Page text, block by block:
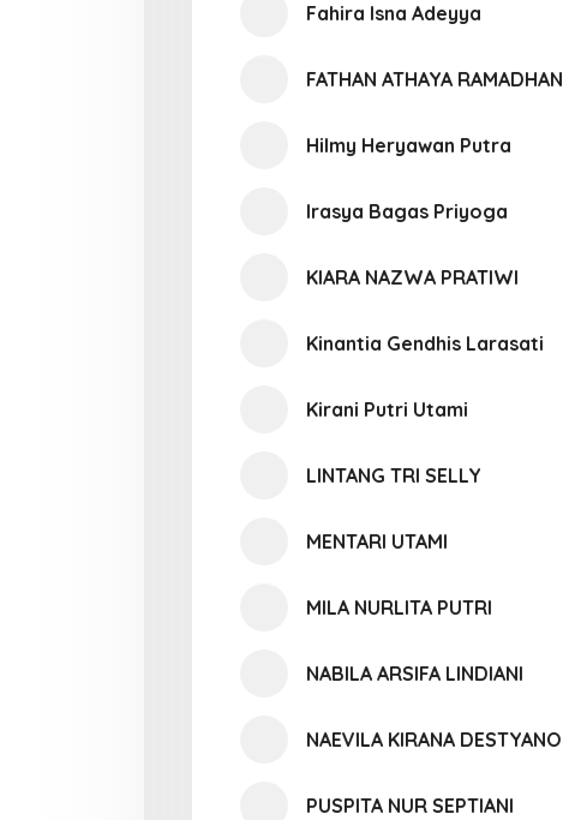
Fahira Isna Adeyya
FATHAN ATHAYA RAMADHAN
Hilmy Heryawan Putra
Irasya Bagas Priyoga
KIARA NAZWA PRATIWI
Kinantia Gendhis Larasati
Kirani Putri Utami
LINTANG TRI SELLY
MENTARI UTAMI
MILA NURLITA PUTRI
NABILA ARSIFA LINDIANI
NAEVILA KIRANA DESTYANO
PUSPITA NUR SEPTIANI